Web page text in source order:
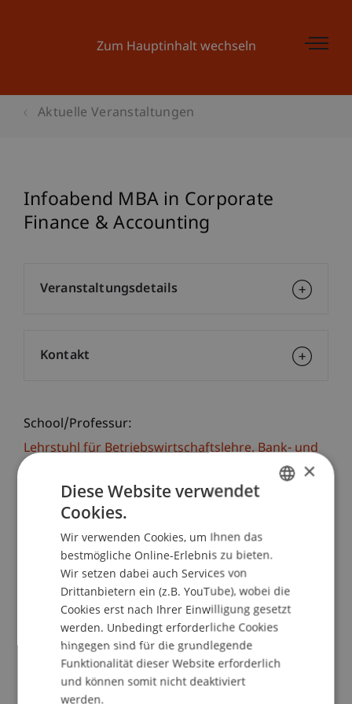
Zum Hauptinhalt wechseln
Aktuelle Veranstaltungen
Infoabend MBA in Corporate
Finance & Accounting
School/Professur:
Lehrstuhl für Betriebswirtschaftslehre, Bank- und
Finanzmanagement
Die Informationsveranstaltung bietet Ihnen die
Möglichkeit, Näheres über Inhalt, Studienplan
und Lehrkonzept des ab Juni 2018 startenden
berufsbegleitenden Masterstudiengangs
Corporate Finance & Accountingan der
Universität Liechtenstein zu erfahren. Die
Studiengangsverantwortlichen stehen Ihnen
gerne zu persönlichen Gesprächen zur
Verfügung.
Anschliessend sind Sie herzlich zu einem
Veranstaltungsdetails
Kontakt
×
Diese Website verwendet
Cookies.
Wir verwenden Cookies, um Ihnen das
bestmögliche Online-Erlebnis zu bieten.
Wir setzen dabei auch Services von
Drittanbietern ein (z.B. YouTube), wobei die
Cookies erst nach Ihrer Einwilligung gesetzt
werden. Unbedingt erforderliche Cookies
hingegen sind für die grundlegende
Funktionalität dieser Website erforderlich
und können somit nicht deaktiviert
werden.